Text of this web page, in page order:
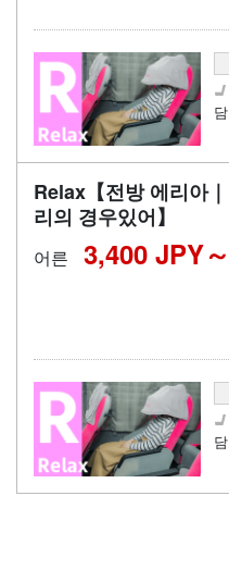
Relax【전방 에리아
리의 경우있어】
어른 3,400 JPY～